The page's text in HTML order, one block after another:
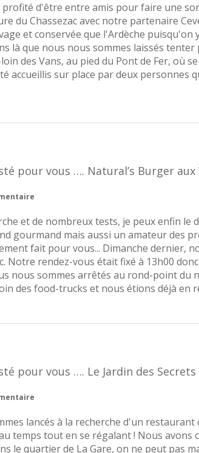
d'être entre amis pour faire une
du Chassezac avec notre partenaire
et conservée que l'Ardèche puisqu'on
là que nous nous sommes laissés
des Vans, au pied du Pont de Fer, où
accueillis sur place par deux personnes
pour vous …. Natural’s Burger aux
et de nombreux tests, je peux enfin le
gourmand mais aussi un amateur des
fait pour vous... Dimanche dernier,
Notre rendez-vous était fixé à 13h00
nous sommes arrêtés au rond-point
des food-trucks et nous étions déjà en
pour vous …. Le Jardin des
lancés à la recherche d'un
temps tout en se régalant ! Nous avons
le quartier de La Gare, on ne peut pas